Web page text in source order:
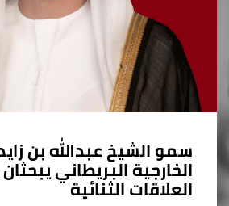
سمو الشيخ عبدالله بن
الخارجية البريطاني
العلاقات الثنائية